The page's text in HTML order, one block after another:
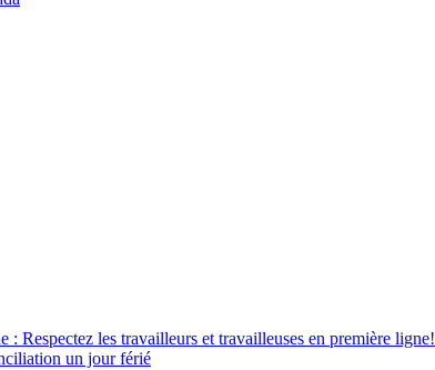
Respectez les travailleurs et travailleuses en première ligne!
un jour férié